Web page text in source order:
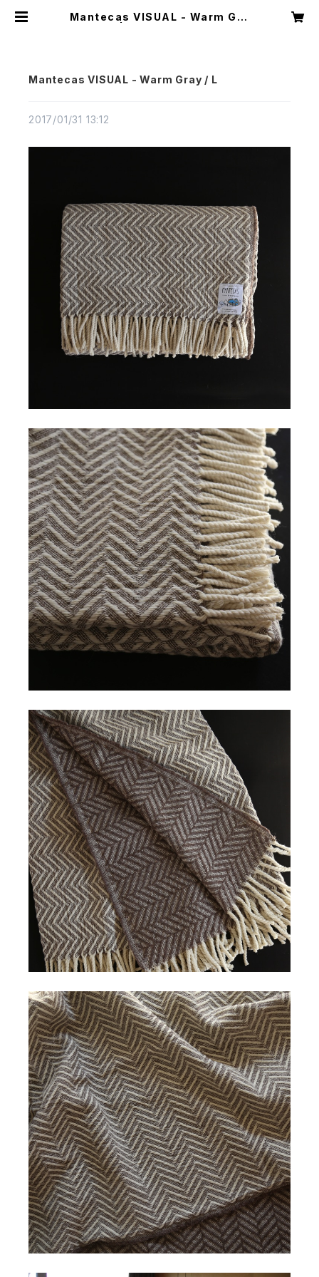
Mantecas VISUAL - Warm Gra
Mantecas VISUAL - Warm Gray / L
2017/01/31 13:12